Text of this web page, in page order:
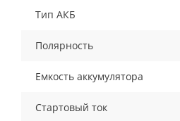
Тип АКБ
Полярность
Емкость аккумулятора
Стартовый ток